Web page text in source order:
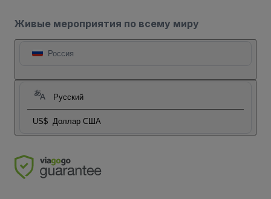
Живые мероприятия по всему миру
Россия
Русский
US$ Доллар США